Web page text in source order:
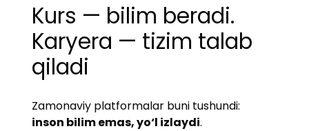
Kurs — bilim beradi.
Karyera — tizim talab
qiladi
Zamonaviy platformalar buni tushundi:
inson bilim emas, yo‘l izlaydi.